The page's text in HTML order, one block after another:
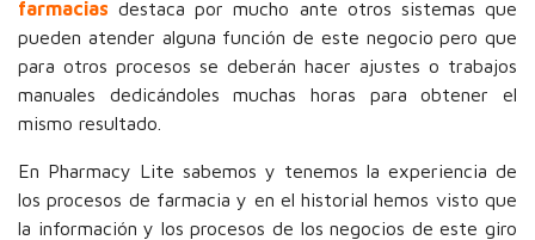
farmacias destaca por mucho ante otros sistemas que
pueden atender alguna función de este negocio pero que
para otros procesos se deberán hacer ajustes o trabajos
manuales dedicándoles muchas horas para obtener el
mismo resultado.
En Pharmacy Lite sabemos y tenemos la experiencia de
los procesos de farmacia y en el historial hemos visto que
la información y los procesos de los negocios de este giro